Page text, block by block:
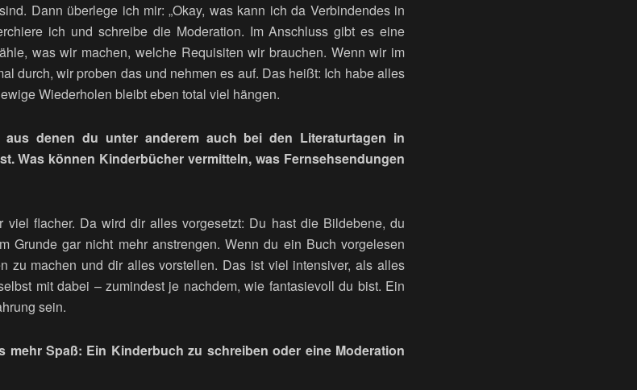
Dann überlege ich mir: „Okay, was kann ich da Verbindendes in
ich und schreibe die Moderation. Im Anschluss gibt es eine
was wir machen, welche Requisiten wir brauchen. Wenn wir im
durch, wir proben das und nehmen es auf. Das heißt: Ich habe alles
Wiederholen bleibt eben total viel hängen.
denen du unter anderem auch bei den Literaturtagen in
Was können Kinderbücher vermitteln, was Fernsehsendungen
viel flacher. Da wird dir alles vorgesetzt: Du hast die Bildebene, du
Grunde gar nicht mehr anstrengen. Wenn du ein Buch vorgelesen
zu machen und dir alles vorstellen. Das ist viel intensiver, als alles
mit dabei – zumindest je nachdem, wie fantasievoll du bist. Ein
sein.
mehr Spaß: Ein Kinderbuch zu schreiben oder eine Moderation